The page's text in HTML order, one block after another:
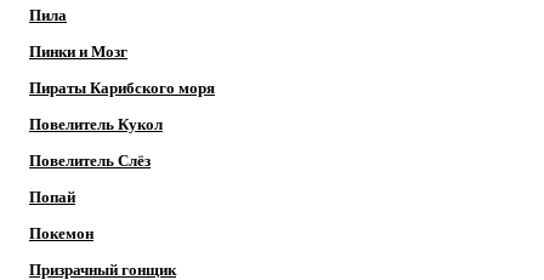
Пила
Пинки и Мозг
Пираты Карибского моря
Повелитель Кукол
Повелитель Слёз
Попай
Покемон
Призрачный гонщик